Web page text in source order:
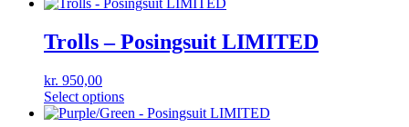
Trolls – Posingsuit LIMITED
kr. 950,00
Select options